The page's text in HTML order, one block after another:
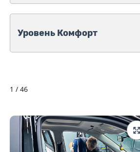
Уровень Комфорт
1 / 46